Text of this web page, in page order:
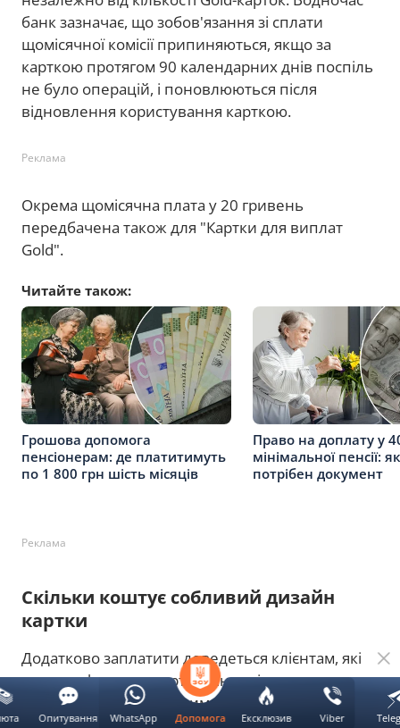
банк зазначає, що зобов'язання зі сплати
щомісячної комісії припиняються, якщо за
карткою протягом 90 календарних днів поспіль
не було операцій, і поновлюються після
відновлення користування карткою.
Реклама
Окрема щомісячна плата у 20 гривень
передбачена також для "Картки для виплат
Gold".
Читайте також:
Грошова допомога
пенсіонерам: де платитимуть
по 1 800 грн шість місяців
Право на доплату у
мінімальної пенсії:
потрібен документ
Реклама
Скільки коштує собливий дизайн
картки
Додатково заплатити доведеться клієнтам, які
хочуть оформити картку з індивідуальним
дизайном. За актуальними тарифами:
Допомога Ексклюзив Viber
Опитування WhatsApp